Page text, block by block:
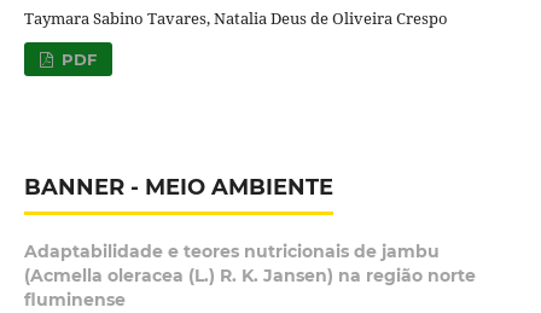
Taymara Sabino Tavares, Natalia Deus de Oliveira Crespo
PDF
BANNER - MEIO AMBIENTE
Adaptabilidade e teores nutricionais de jambu
(Acmella oleracea (L.) R. K. Jansen) na região norte
fluminense